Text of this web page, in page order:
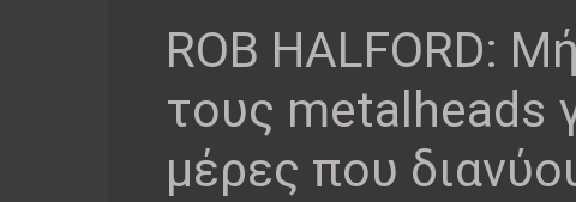
ROB HALFORD:
τους metalheads
μέρες που